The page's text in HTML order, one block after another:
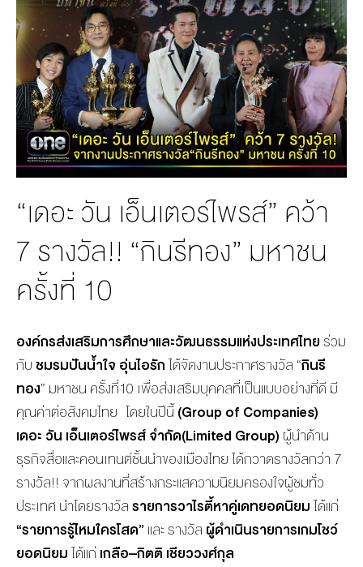
BOARD OF
DIRECTORS
MANAGEMENT
TEAM
ORGANIZATION
CHART
AWARDS
ACTS
STUDIO
“เดอะ วัน เอ็นเตอร์ไพรส์” คว้า
7 รางวัล!! “กินรีทอง” มหาชน
ครั้งที่ 10
องค์กรส่งเสริมการศึกษาและวัฒนธรรมแห่งประเทศไทยร่วม
กับชมรมปันน้ำใจ อุ่นไอรักได้จัดงานประกาศรางวัล “กินรี
ทอง” มหาชน ครั้งที่10 เพื่อส่งเสริมบุคคลที่เป็นแบบอย่างที่ดี มี
คุณค่าต่อสังคมไทย โดยในปีนี้(Group of Companies)
เดอะ วัน เอ็นเตอร์ไพรส์จำกัด(Limited Group) ผู้นำด้าน
ธุรกิจสื่อและคอนเทนต์ชั้นนำของเมืองไทย ได้กวาดรางวัลกว่า 7
รางวัล!! จากผลงานที่สร้างกระแสความนิยมครองใจผู้ชมทั่ว
ประเทศ นำโดยรางวัลรายการวาไรตี้หาคู่เดทยอดนิยมได้แก่
“รายการรู้ไหมใครโสด” และ รางวัล ผู้ดำเนินรายการเกมโชว์
ยอดนิยมได้แก่ เกลือ–กิตติ เชียววงศ์กุล